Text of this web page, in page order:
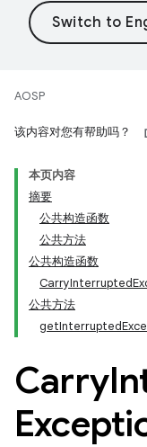
AOSP
该内容对您有帮助吗？
本页内容
摘要
公共构造函数
公共方法
公共构造函数
公共方法
Carry